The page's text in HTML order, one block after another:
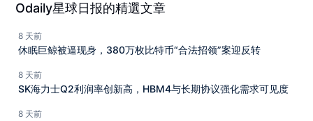
Odaily星球日报的精選文章
8 天前
休眠巨鲸被逼现身，380万枚比特币“合法招领”案迎反转
8 天前
SK海力士Q2利润率创新高，HBM4与长期协议强化需求可见度
8 天前